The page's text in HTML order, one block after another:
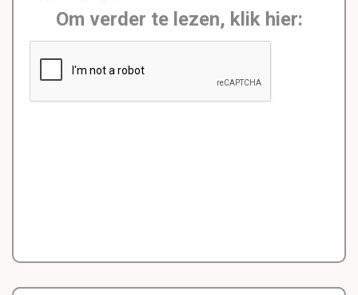
Om verder te lezen, klik hier: